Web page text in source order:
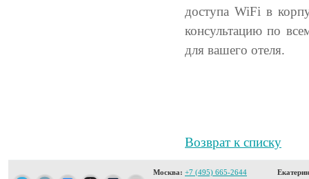
доступа WiFi в
консультацию по
для вашего отеля.
Возврат к списку
Москва: +7 (495) 665-2644